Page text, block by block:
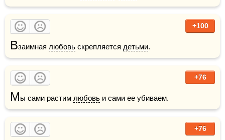
+100
Взаимная любовь скрепляется детьми.
+76
Мы сами растим любовь и сами ее убиваем.
+76